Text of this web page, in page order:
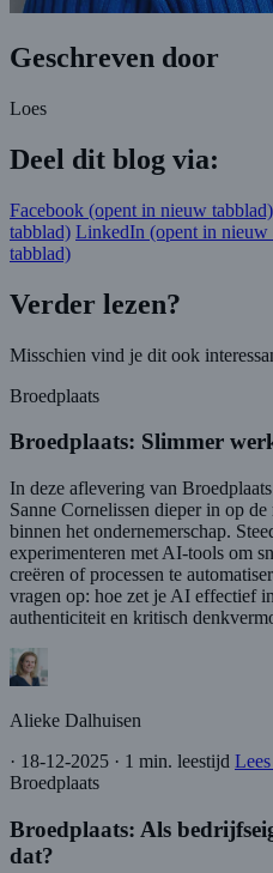
Geschreven door
Loes
Deel dit blog via:
Facebook (opent in nieuw tabblad)
tabblad) LinkedIn (opent in nieuw
tabblad)
Verder lezen?
Misschien vind je dit ook
Broedplaats
Broedplaats: Slimmer
In deze aflevering van
Sanne Cornelissen dieper in op
binnen het ondernemerschap.
experimenteren met AI-tools om
creëren of processen te
vragen op: hoe zet je AI effectief
authenticiteit en kritisch
Alieke Dalhuisen
· 18-12-2025 · 1 min. leestijd
Broedplaats
Broedplaats: Als
dat?